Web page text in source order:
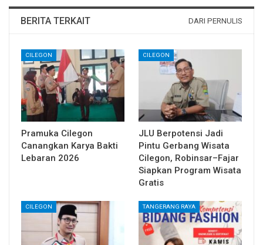
BERITA TERKAIT DARI PERNULIS
CILEGON
Pramuka Cilegon
Canangkan Karya Bakti
Lebaran 2026
CILEGON
JLU Berpotensi Jadi
Pintu Gerbang Wisata
Cilegon, Robinsar–Fajar
Siapkan Program Wisata
Gratis
CILEGON TANGERANG RAYA